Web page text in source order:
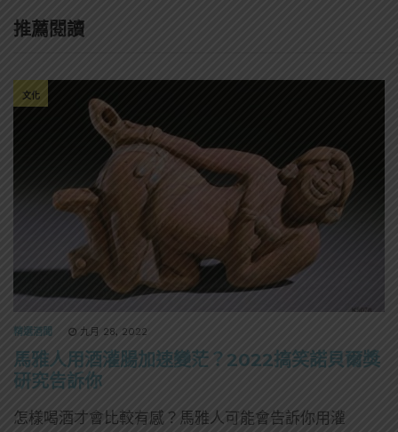
推薦閱讀
文化
精選酒聞 九月 28, 2022
馬雅人用酒灌腸加速變茫？2022搞笑諾貝爾獎
研究告訴你
怎樣喝酒才會比較有感？馬雅人可能會告訴你用灌